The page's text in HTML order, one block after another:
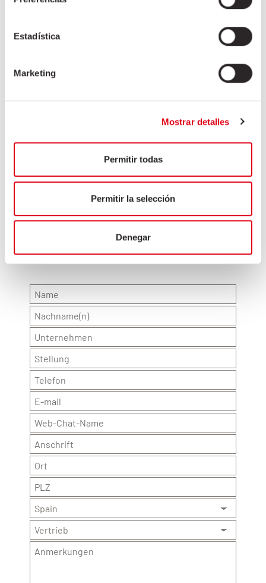
Estadística
Marketing
Mostrar detalles
Permitir todas
Permitir la selección
Denegar
Mittelstück maske
Schnautze mit fleisch
Lende
Asiatischer Markt
HORECA